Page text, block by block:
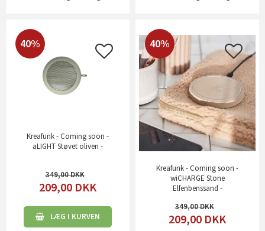
40%
Kreafunk - Coming soon -
aLIGHT Støvet oliven -
349,00
209,00 DKK
LÆG I KURVEN
40%
Kreafunk - Coming soon -
wiCHARGE Stone
Elfenbenssand -
349,00
209,00 DKK